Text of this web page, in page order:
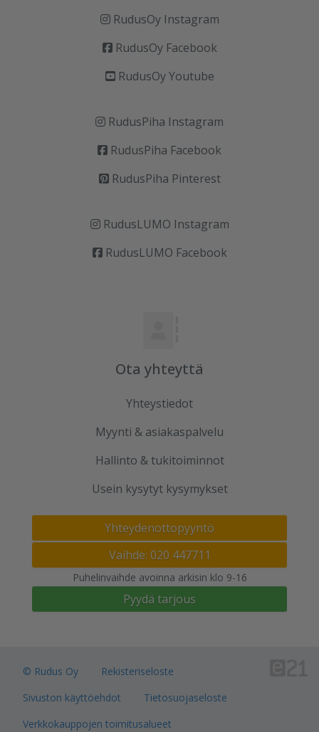
RudusOy Instagram
RudusOy Facebook
RudusOy Youtube
RudusPiha Instagram
RudusPiha Facebook
RudusPiha Pinterest
RudusLUMO Instagram
RudusLUMO Facebook
Ota yhteyttä
Yhteystiedot
Myynti & asiakaspalvelu
Hallinto & tukitoiminnot
Usein kysytyt kysymykset
Yhteydenottopyyntö
Vaihde: 020 447711
Puhelinvaihde avoinna arkisin klo 9-16
Pyydä tarjous
© Rudus Oy
Rekisteriseloste
Sivuston käyttöehdot
Tietosuojaseloste
Verkkokauppojen toimitusalueet